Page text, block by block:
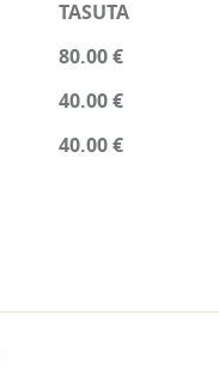
TASUTA
80.00 €
40.00 €
40.00 €